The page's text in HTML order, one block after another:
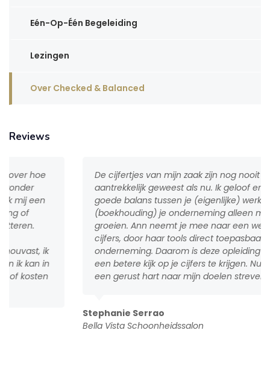
Eén-Op-Één Begeleiding
Lezingen
Over Checked & Balanced
Reviews
De cijfertjes van mijn zaak zijn nog nooit zo
aantrekkelijk geweest als nu. Ik geloof erin dat een
goede balans tussen je (eigenlijke) werk én cijfers
(boekhouding) je onderneming alleen maar doen
groeien. Ann neemt je mee naar een wereld met klare
cijfers, door haar tools direct toepasbaar op je
onderneming. Daarom is deze opleiding een must om
een betere kijk op je cijfers te krijgen. Nu kan ik met
een gerust hart naar mijn doelen streven én groeien!
Stephanie Serrao
Bella Vista Schoonheidssalon